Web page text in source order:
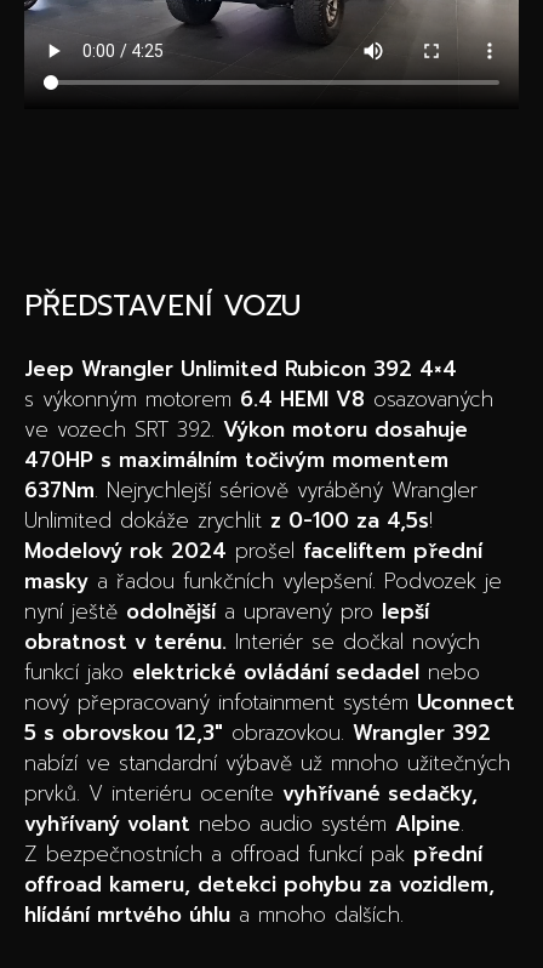
PŘEDSTAVENÍ VOZU
Jeep Wrangler Unlimited Rubicon 392 4×4
s výkonným motorem 6.4 HEMI V8 osazovaných
ve vozech SRT 392. Výkon motoru dosahuje
470HP s maximálním točivým momentem
637Nm. Nejrychlejší sériově vyráběný Wrangler
Unlimited dokáže zrychlit z 0-100 za 4,5s!
Modelový rok 2024 prošel faceliftem přední
masky a řadou funkčních vylepšení. Podvozek je
nyní ještě odolnějšía upravený pro lepší
obratnost v terénu. Interiér se dočkal nových
funkcí jako elektrické ovládání sedadel nebo
nový přepracovaný infotainment systém Uconnect
5 s obrovskou 12,3″ obrazovkou. Wrangler 392
nabízí ve standardní výbavě už mnoho užitečných
prvků. V interiéru oceníte vyhřívané sedačky,
vyhřívaný volant nebo audio systém Alpine.
Z bezpečnostních a offroad funkcí pak přední
offroad kameru, detekci pohybu za vozidlem,
hlídání mrtvého úhlu a mnoho dalších.